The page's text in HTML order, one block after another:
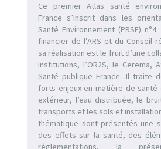
Ce premier Atlas santé
France s’inscrit dans les
Santé Environnement (PRSE)
financier de l’ARS et du Conseil
sa réalisation est le fruit d’une
institutions, l’OR2S, le Cerema,
Santé publique France. Il traite
forts enjeux en matière de santé
extérieur, l’eau distribuée, le
transports et les sols et
thématique sont présentés une
des effets sur la santé, des
réglementations, la